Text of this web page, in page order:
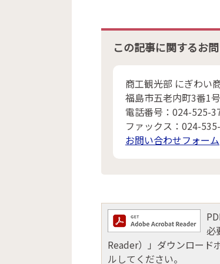
この記事に関するお
商工観光部 にぎわい
福島市五老内町3番1号
電話番号：024-525-
ファックス：024-
お問い合わせフォーム
必
Reader）」ダウンロード
ルしてください。